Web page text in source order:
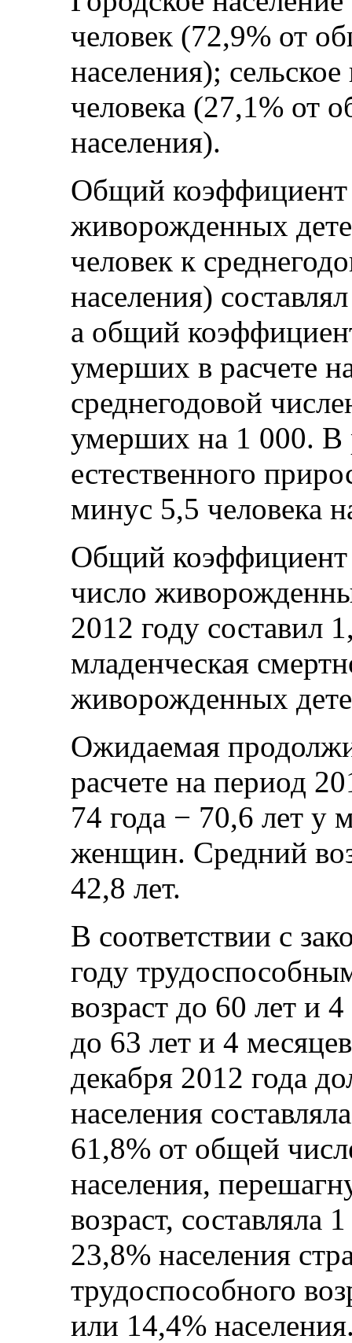
человек (72,9% от
населения);
человека (27,1% от
населения).
Общий коэффициент
живорожденных
человек к
населения)
а общий
умерших в расчете
среднегодовой
умерших на 1 000. В
естественного
минус 5,5 человека
Общий коэффициент
число
2012 году составил
младенческая
живорожденных
Ожидаемая
расчете на период
74 года − 70,6 лет у
женщин. Средний
42,8 лет.
В соответствии с
году
возраст до 60 лет и
до 63 лет и 4
декабря 2012 года
населения
61,8% от общей
населения,
возраст, составляла
23,8% населения
трудоспособного
или 14,4%